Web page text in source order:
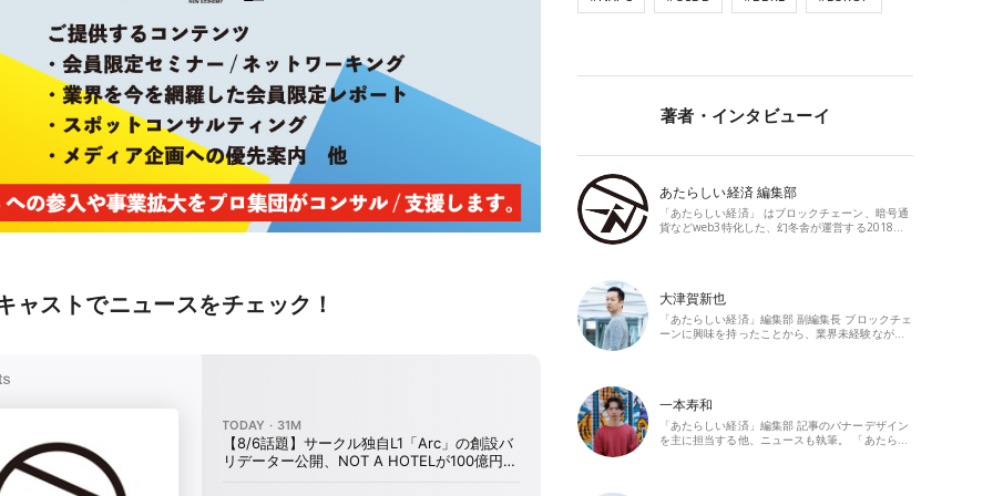
ャストでニュースをチェック！
著者・インタビューイ
あたらしい経済 編集部
「あたらしい経済」 はブロックチェーン、暗号通
貨などweb3特化した、幻冬舎が運営する2018…
大津賀新也
「あたらしい経済」編集部 副編集長 ブロックチェ
ーンに興味を持ったことから、業界未経験なが…
一本寿和
「あたらしい経済」編集部 記事のバナーデザイン
を主に担当する他、ニュースも執筆。 「あたら…